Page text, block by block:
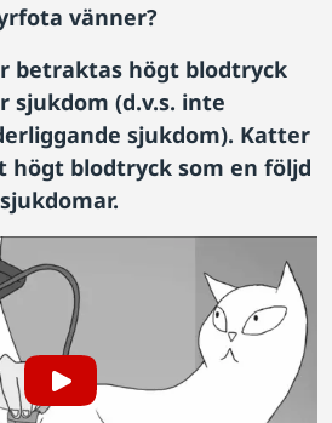
vänner?
betraktas högt blodtryck
sjukdom (d.v.s. inte
sjukdom). Katter
högt blodtryck som en följd